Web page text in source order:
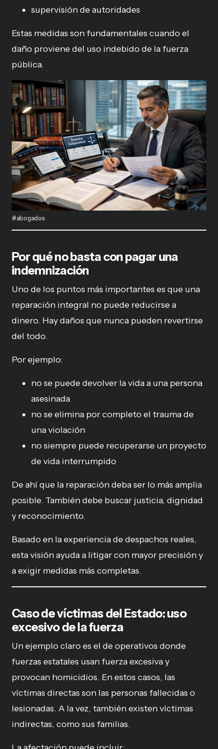
supervisión de autoridades
Estas medidas son fundamentales cuando el
daño proviene del uso indebido de la fuerza
pública.
#abogados
Por qué no basta con pagar una
indemnización
Uno de los puntos más importantes es que una
reparación integral no puede reducirse a
dinero. Hay daños que nunca pueden revertirse
del todo.
Por ejemplo:
no se puede devolver la vida a una persona
asesinada
no se elimina por completo el trauma de
una violación
no siempre puede recuperarse un proyecto
de vida interrumpido
De ahí que la reparación deba ser lo más amplia
posible. También debe buscar justicia, dignidad
y reconocimiento.
Basado en la experiencia de despachos reales,
esta visión ayuda a litigar con mayor precisión y
a exigir medidas más completas.
Caso de víctimas del Estado: uso
excesivo de la fuerza
Un ejemplo claro es el de operativos donde
fuerzas estatales usan fuerza excesiva y
provocan homicidios. En estos casos, las
víctimas directas son las personas fallecidas o
lesionadas. A la vez, también existen víctimas
indirectas, como sus familias.